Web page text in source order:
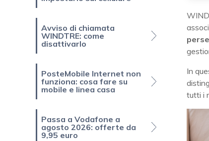
Avviso di chiamata
WINDTRE: come
disattivarlo
PosteMobile Internet non
funziona: cosa fare su
mobile e linea casa
Passa a Vodafone a
agosto 2026: offerte da
9,95 euro
perse
In
tutti i